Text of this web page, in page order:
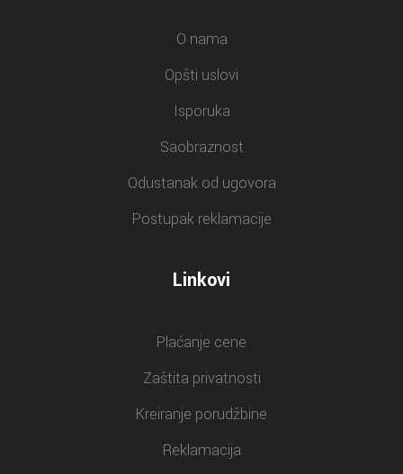
O nama
Opšti uslovi
Isporuka
Saobraznost
Odustanak od ugovora
Postupak reklamacije
Linkovi
Plaćanje cene
Zaštita privatnosti
Kreiranje porudžbine
Reklamacija